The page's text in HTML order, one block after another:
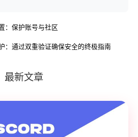
：保护账号与社区
：通过双重验证确保安全的终极指南
最新文章